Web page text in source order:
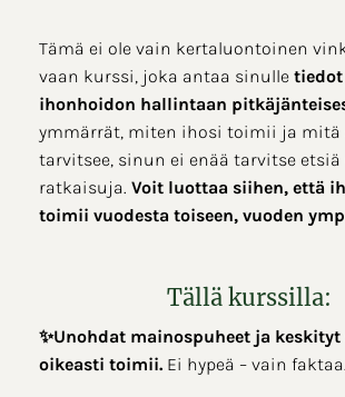
Tämä ei ole vain kertaluontoinen
vaan kurssi, joka antaa sinulle
ihonhoidon hallintaan
ymmärrät, miten ihosi toimii ja mitä
tarvitsee, sinun ei enää tarvitse
ratkaisuja. Voit luottaa siihen, että
toimii vuodesta toiseen, vuoden
Tällä kurssilla:
✨Unohdat mainospuheet ja
oikeasti toimii. Ei hypeä – vain faktaa.